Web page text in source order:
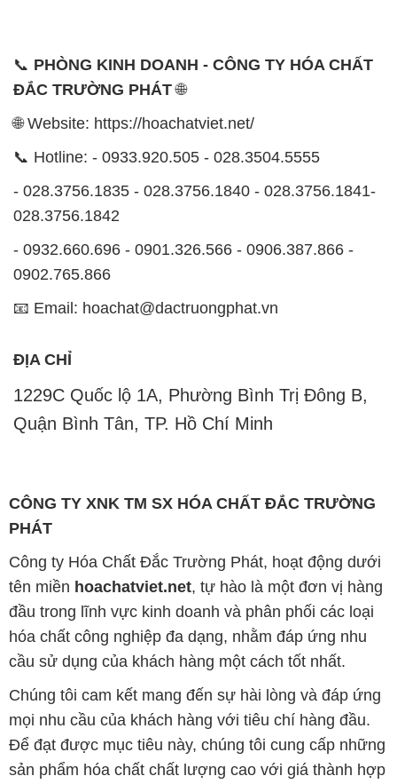
- 028.3756.1835 - 028.3756.1840 - 028.3756.1841-
0902.765.866
📧 Email: hoachat@dactruongphat.vn
ĐỊA CHỈ
1229C Quốc lộ 1A, Phường Bình Trị Đông B,
Quận Bình Tân, TP. Hồ Chí Minh
CÔNG TY XNK TM SX HÓA CHẤT ĐẮC TRƯỜNG
PHÁT
đầu trong lĩnh vực kinh doanh và phân phối các loại
hóa chất công nghiệp đa dạng, nhằm đáp ứng nhu
cầu sử dụng của khách hàng một cách tốt nhất.
Chúng tôi cam kết mang đến sự hài lòng và đáp ứng
mọi nhu cầu của khách hàng với tiêu chí hàng đầu.
Để đạt được mục tiêu này, chúng tôi cung cấp những
sản phẩm hóa chất chất lượng cao với giá thành hợp
lý, tạo nên giá trị thực sự cho khách hàng.
Uy tín là nguyên tắc hàng đầu trong hoạt động kinh
doanh của chúng tôi. Chúng tôi luôn ý thức rằng mỗi
sản phẩm mà chúng tôi cung cấp cần phải đáp ứng